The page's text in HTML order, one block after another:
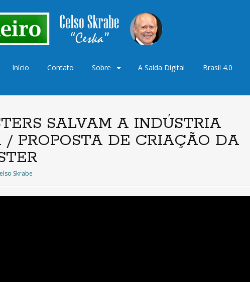
Saltar
Início Contato Sobre A Saída Dígital Brasil 4.0
SALVAM A INDÚSTRIA
/ PROPOSTA DE CRIAÇÃO DA
Skrabe